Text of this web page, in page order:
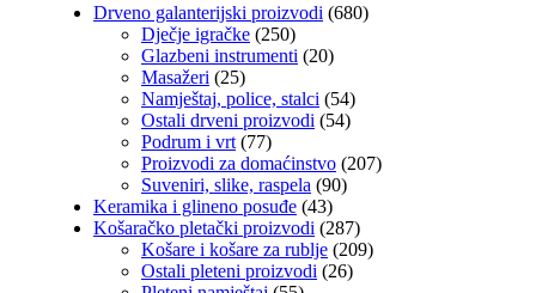
Drveno galanterijski proizvodi (680)
Dječje igračke (250)
Glazbeni instrumenti (20)
Masažeri (25)
Namještaj, police, stalci (54)
Ostali drveni proizvodi (54)
Podrum i vrt (77)
Proizvodi za domaćinstvo (207)
Suveniri, slike, raspela (90)
Keramika i glineno posuđe (43)
Košaračko pletački proizvodi (287)
Košare i košare za rublje (209)
Ostali pleteni proizvodi (26)